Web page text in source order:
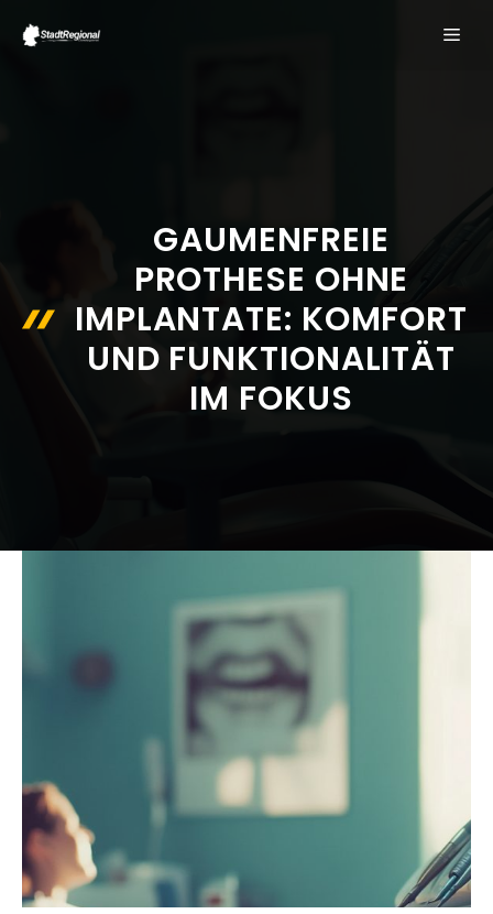
Inhalt
GAUMENFREIE
PROTHESE OHNE
IMPLANTATE: KOMFORT
UND FUNKTIONALITÄT
IM FOKUS